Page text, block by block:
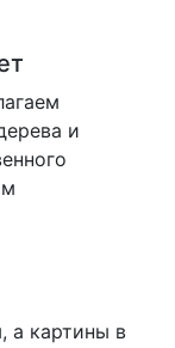
и
а картины в